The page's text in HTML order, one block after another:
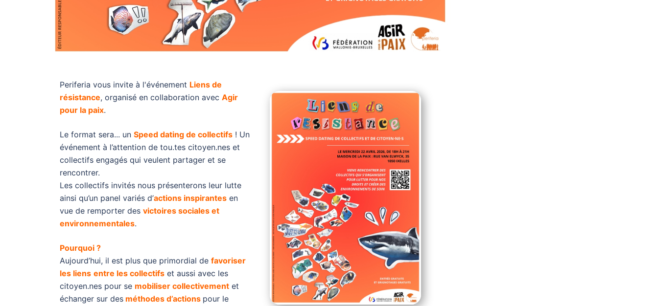
Periferia vous invite à l'événement Liens de
résistance, organisé en collaboration avec Agir
pour la paix.
Le format sera... un Speed dating de collectifs ! Un
événement à l’attention de tou.tes citoyen.nes et
collectifs engagés qui veulent partager et se
rencontrer.
Les collectifs invités nous présenterons leur lutte
ainsi qu’un panel variés d’actions inspirantes en
vue de remporter des victoires sociales et
environnementales.
Pourquoi ?
Aujourd’hui, il est plus que primordial de favoriser
les liens entre les collectifs et aussi avec les
citoyen.nes pour se mobiliser collectivement et
échanger sur des méthodes d’actions pour le